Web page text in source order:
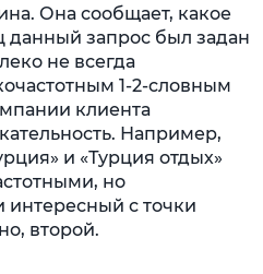
Она сообщает, какое
данный запрос был задан
не всегда
1-2-словным
клиента
Например,
и «Турция отдых»
но
с точки
второй.